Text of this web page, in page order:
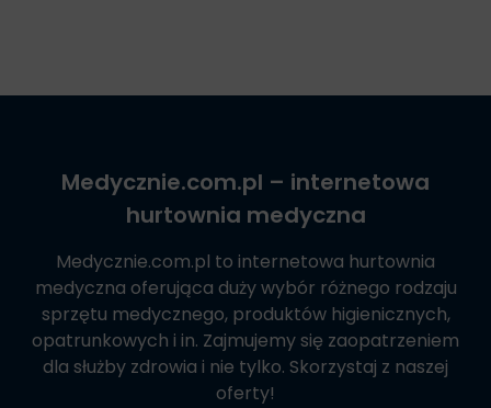
Medycznie.com.pl – internetowa
hurtownia medyczna
Medycznie.com.pl to internetowa hurtownia
medyczna oferująca duży wybór różnego rodzaju
sprzętu medycznego, produktów higienicznych,
opatrunkowych i in. Zajmujemy się zaopatrzeniem
dla służby zdrowia i nie tylko. Skorzystaj z naszej
oferty!